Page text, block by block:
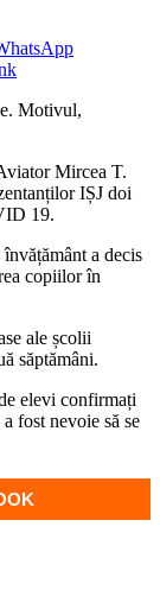
Motivul,
Mircea T.
IȘJ doi
19.
a decis
copiilor în
ale școlii
săptămâni.
elevi confirmați
fost nevoie să se